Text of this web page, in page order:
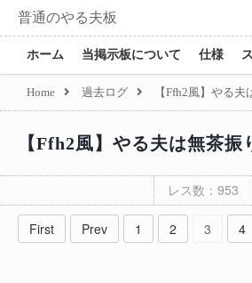
普通のやる夫板
ホーム 当掲示板について 仕様
Home 過去ログ 【Ffh2風】やる
【Ffh2風】やる夫は無茶
レス数：953
First Prev 1 2 3 4